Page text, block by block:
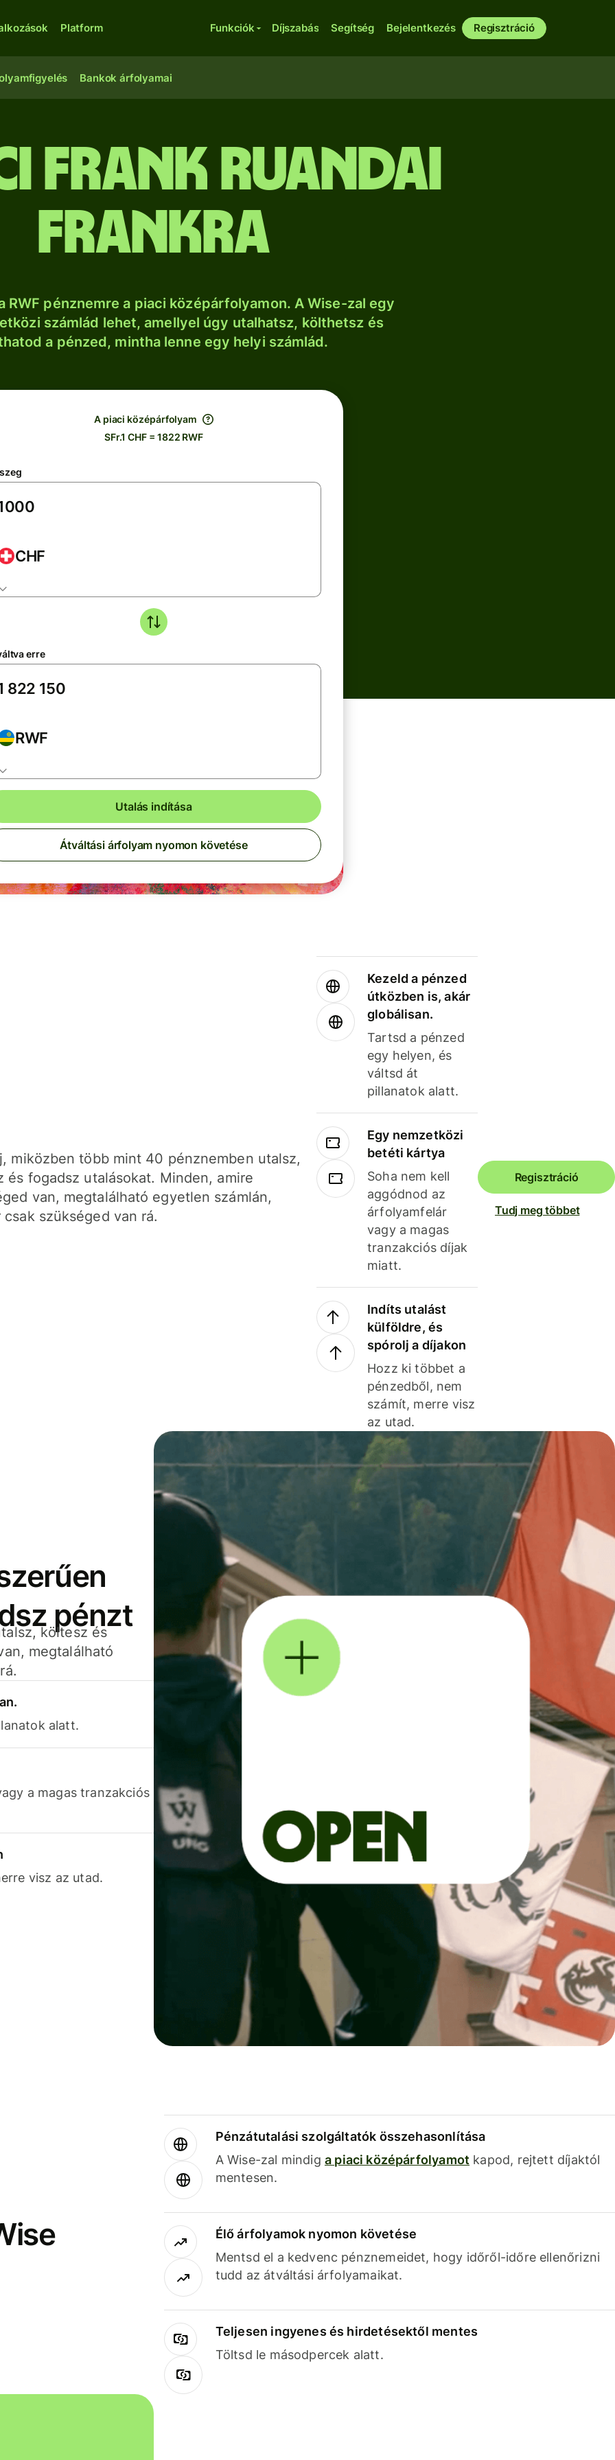
Platform Funkciók Díjszabás Segítség Bejelentkezés Regisztráció
Bankok árfolyamai
frank ruandai
frankra
RWF pénznemre a piaci középárfolyamon. A Wise-zal egy
számlád lehet, amellyel úgy utalhatsz, költhetsz és
a pénzed, mintha lenne egy helyi számlád.
A piaci középárfolyam
SFr.1 CHF = 1822 RWF
CHF
erre
RWF
Utalás indítása
Átváltási árfolyam nyomon követése
miközben több mint 40 pénznemben utalsz,
és fogadsz utalásokat. Minden, amire
van, megtalálható egyetlen számlán,
csak szükséged van rá.
Kezeld a pénzed
útközben is, akár
globálisan.
Tartsd a pénzed
egy helyen, és
váltsd át
pillanatok alatt.
Egy nemzetközi
betéti kártya
Soha nem kell
aggódnod az
árfolyamfelár
vagy a magas
tranzakciós díjak
miatt.
Indíts utalást
külföldre, és
spórolj a díjakon
Hozz ki többet a
pénzedből, nem
számít, merre visz
az utad.
Regisztráció
Tudj meg többet
pénzt
költesz és
megtalálható
alatt.
a magas tranzakciós
visz az utad.
Pénzátutalási szolgáltatók összehasonlítása
A Wise-zal mindig a piaci középárfolyamot kapod, rejtett díjaktól
mentesen.
Élő árfolyamok nyomon követése
Mentsd el a kedvenc pénznemeidet, hogy időről-időre ellenőrizni
tudd az átváltási árfolyamaikat.
Teljesen ingyenes és hirdetésektől mentes
Töltsd le másodpercek alatt.